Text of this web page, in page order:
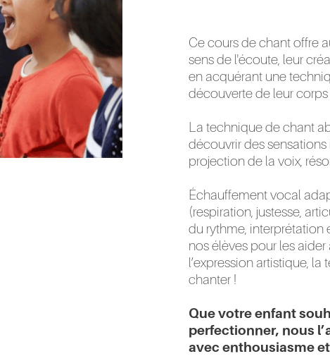
Ce cours de chant offre
sens de l'écoute, leur
en acquérant une
découverte de leur corps
La technique de chant
découvrir des
projection de la voix,
Échauffement vocal
(respiration, justesse,
du rythme, interprétation
nos élèves pour les aider
l’expression artistique,
chanter !
Que votre enfant
perfectionner, nous
avec enthousiasme